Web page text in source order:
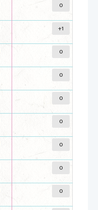
0
+1
0
0
0
0
0
0
0